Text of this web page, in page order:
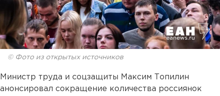
© Фото из открытых источников
Министр труда и соцзащиты Максим Топилин
анонсировал сокращение количества россиянок